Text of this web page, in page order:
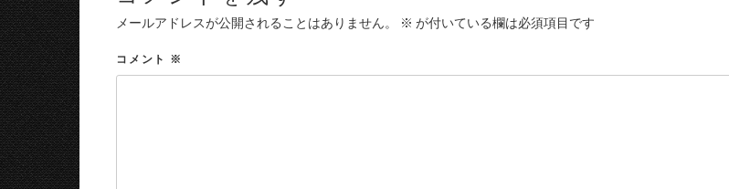
メールアドレスが公開されることはありません。 ※ が付いている欄は必須項目です
コメント ※